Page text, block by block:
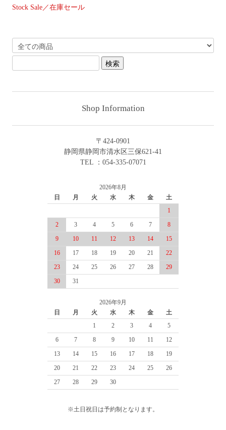
Stock Sale／在庫セール
Shop Information
〒424-0901
静岡県静岡市清水区三保621-41
TEL ：054-335-07071
2026年8月
日
月 火 水 木 金
土
1
2
3 4 5 6 7
8
9
10 11 12 13 14
15
16
17 18 19 20 21
22
23
24 25 26 27 28
29
30
31
2026年9月
日
月 火 水 木 金
土
1
2 3 4
5
6
7 8 9 10 11
12
13
14 15 16 17 18
19
20
21 22 23 24 25
26
27
28 29 30
※土日祝日は予約制となります。